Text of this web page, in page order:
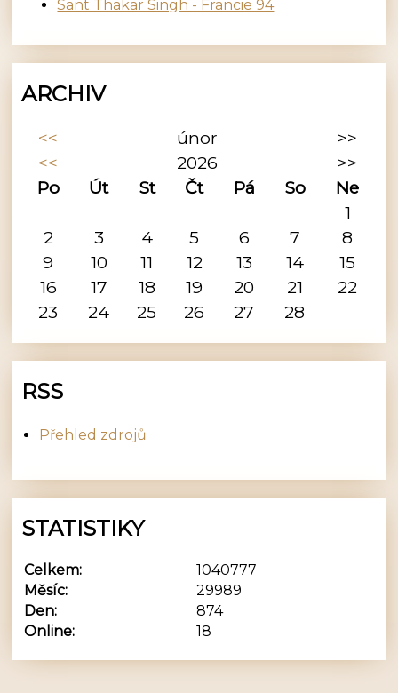
Sant Thakar Singh - Francie 94
ARCHIV
<< únor
>>
<<
2026
>>
Po
Út St Čt Pá So
Ne
1
2
3 4 5 6 7
8
9
10 11 12 13 14
15
16
17 18 19 20 21
22
23
24 25 26 27 28
RSS
Přehled zdrojů
STATISTIKY
Online: 18
Celkem:
1040777
Měsíc:
29989
Den:
874